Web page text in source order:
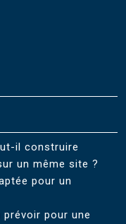
il construire
un même site ?
pour un
pour une